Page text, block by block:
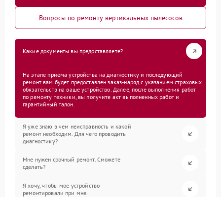
Вопросы по ремонту вертикальных пылесосов
Какие документы вы предоставляете?
На этапе приема устройства на диагностику и последующий
ремонт вам будет предоставлен заказ-наряд с указанием страховых
обязательств на ваше устройство. Далее, после выполнения работ
по ремонту техники, вы получите акт выполненных работ и
гарантийный талон.
Я уже знаю в чем неисправность и какой
ремонт необходим. Для чего проводить
диагностику?
Мне нужен срочный ремонт. Сможете
сделать?
Я хочу, чтобы мое устройство
ремонтировали при мне.